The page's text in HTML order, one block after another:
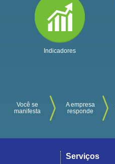
Indicadores
Você se
manifesta
A empresa
responde
Serviços